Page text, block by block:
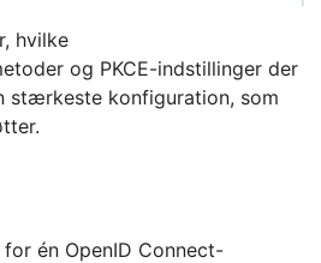
hvilke
og PKCE-indstillinger der
stærkeste konfiguration, som
én OpenID Connect-